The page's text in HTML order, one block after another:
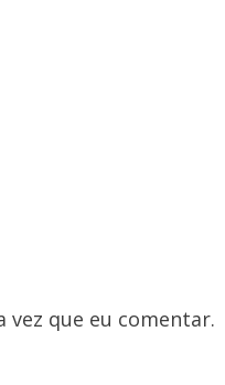
vez que eu comentar.